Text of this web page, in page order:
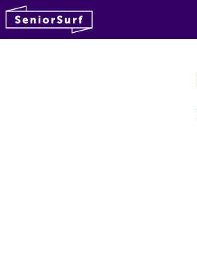
Hyppää sisältöön